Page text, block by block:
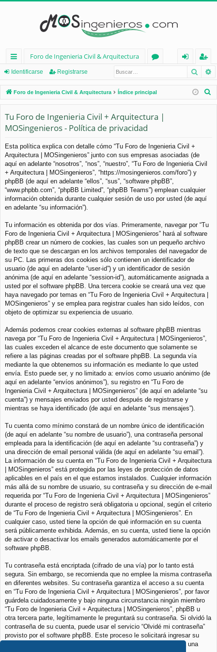
nl
ac
es
rá
pi
d
os
Foro de Ingenieria Civil & Arquitectura
os
nt
ifi
e
eg
ist
ra
Identificarse Registrarse
Foro de Ingenieria Civil & Arquitectura Índice principal
Tu Foro de Ingenieria Civil + Arquitectura |
MOSingenieros - Política de privacidad
Esta política explica con detalle cómo “Tu Foro de Ingenieria Civil +
Arquitectura | MOSingenieros” junto con sus empresas asociadas (de
aquí en adelante “nosotros”, “nos”, “nuestro”, “Tu Foro de Ingenieria Civil
+ Arquitectura | MOSingenieros”, “https://mosingenieros.com/foro”) y
phpBB (de aquí en adelante “ellos”, “sus”, “software phpBB”,
“www.phpbb.com”, “phpBB Limited”, “phpBB Teams”) emplean cualquier
información obtenida durante cualquier sesión de uso por usted (de aquí
en adelante “su información”).
Tu información es obtenida por dos vías. Primeramente, navegar por “Tu
Foro de Ingenieria Civil + Arquitectura | MOSingenieros” hará al software
phpBB crear un número de cookies, las cuales son un pequeño archivo
de texto que se descargan en los archivos temporales del navegador de
su PC. Las primeras dos cookies sólo contienen un identificador de
usuario (de aquí en adelante “user-id”) y un identificador de sesión
anónima (de aquí en adelante “session-id”), automáticamente asignada a
usted por el software phpBB. Una tercera cookie se creará una vez que
haya navegado por temas en “Tu Foro de Ingenieria Civil + Arquitectura |
MOSingenieros” y se emplea para registrar cuales han sido leídos, con
objeto de optimizar su experiencia de usuario.
Además podemos crear cookies externas al software phpBB mientras
navega por “Tu Foro de Ingenieria Civil + Arquitectura | MOSingenieros”,
las cuales exceden el alcance de este documento que solamente se
refiere a las páginas creadas por el software phpBB. La segunda vía
mediante la que obtenemos su información es mediante lo que usted
envía. Esto puede ser, y no limitado a: envíos como usuario anónimo (de
aquí en adelante “envíos anónimos”), su registro en “Tu Foro de
Ingenieria Civil + Arquitectura | MOSingenieros” (de aquí en adelante “su
cuenta”) y mensajes enviados por usted después de registrarse y
mientras se haya identificado (de aquí en adelante “sus mensajes”).
Tu cuenta como mínimo constará de un nombre único de identificación
(de aquí en adelante “su nombre de usuario”), una contraseña personal
empleada para la identificación (de aquí en adelante “su contraseña”) y
una dirección de email personal válida (de aquí en adelante “su email”).
La información de su cuenta en “Tu Foro de Ingenieria Civil + Arquitectura
| MOSingenieros” está protegida por las leyes de protección de datos
aplicables en el país en el que estamos instalados. Cualquier información
más allá de su nombre de usuario, su contraseña y su dirección de e-mail
requerida por “Tu Foro de Ingenieria Civil + Arquitectura | MOSingenieros”
durante el proceso de registro será obligatoria u opcional, según el criterio
de “Tu Foro de Ingenieria Civil + Arquitectura | MOSingenieros”. En
cualquier caso, usted tiene la opción de qué información en su cuenta
será públicamente exhibida. Además, en su cuenta, usted tiene la opción
de activar o desactivar los emails generados automáticamente por el
software phpBB.
Tu contraseña está encriptada (cifrado de una vía) por lo tanto está
segura. Sin embargo, se recomienda que no emplee la misma contraseña
en diferentes websites. Su contraseña garantiza el acceso a su cuenta
en “Tu Foro de Ingenieria Civil + Arquitectura | MOSingenieros”, por favor
guárdela cuidadosamente y bajo ninguna circunstancia ningún miembro
“Tu Foro de Ingenieria Civil + Arquitectura | MOSingenieros”, phpBB u
otra tercera parte, legítimamente le preguntará su contraseña. Si olvidó la
contraseña de su cuenta, puede usar el servicio “Olvidé mi contraseña”
provisto por el software phpBB. Este proceso le solicitará ingresar su
nombre de usuario y su email, luego el software phpBB generará una